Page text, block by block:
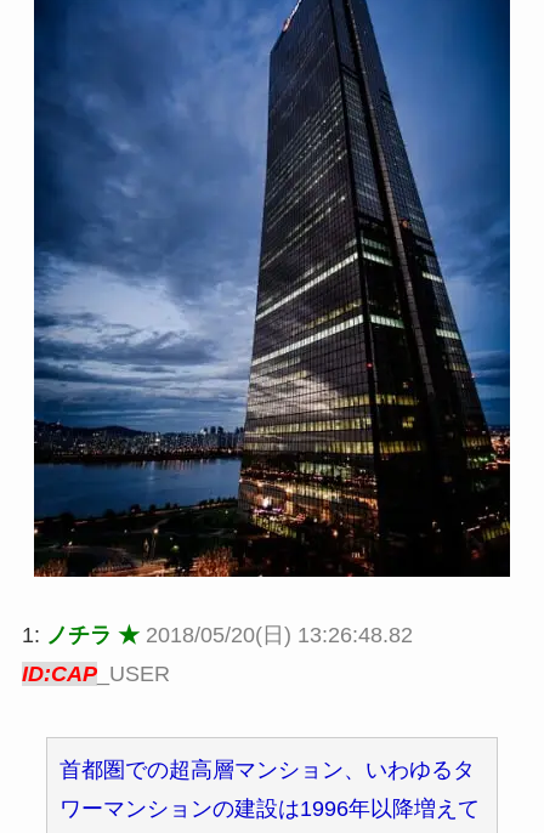
1: ノチラ ★ 2018/05/20(日) 13:26:48.82
ID:CAP_USER
首都圏での超高層マンション、いわゆるタ
ワーマンションの建設は1996年以降増えて